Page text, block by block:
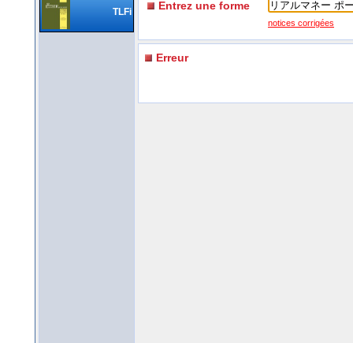
TLFi Entrez une forme
notices corrigées
Erreur